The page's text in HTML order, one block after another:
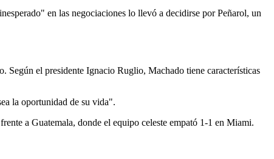
en las negociaciones lo llevó a decidirse por Peñarol, un
Según el presidente Ignacio Ruglio, Machado tiene características
la oportunidad de su vida".
a Guatemala, donde el equipo celeste empató 1-1 en Miami.